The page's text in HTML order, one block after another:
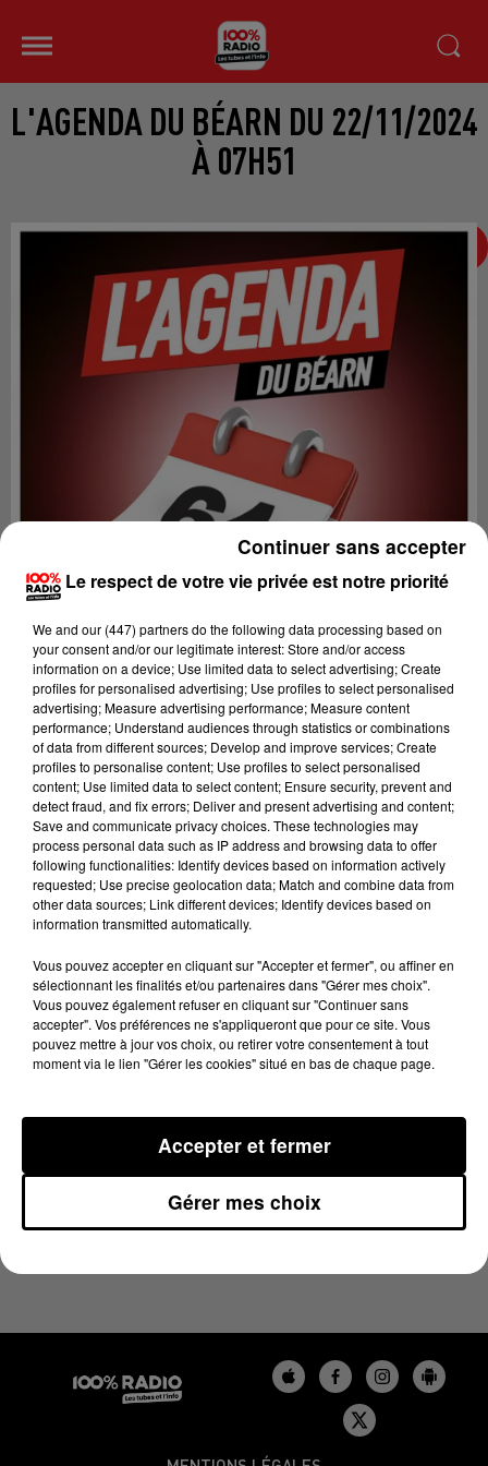
L'AGENDA DU BÉARN DU 22/11/2024
À 07H51
Lecture (1 min 14 sec)
100%
22 novembre 2024 - 1 min 14 sec
L'AGENDA DU BÉARN DU 22/11/2024 À 07H51
Le respect de votre vie privée est notre priorité
We and our (447) partnersdo the following data processing based on
your consent and/or our legitimate interest: Store and/or access
information on a device; Use limited data to select advertising; Create
profiles for personalised advertising; Use profiles to select personalised
advertising; Measure advertising performance; Measure content
performance; Understand audiences through statistics or combinations
of data from different sources; Develop and improve services; Create
profiles to personalise content; Use profiles to select personalised
content; Use limited data to select content; Ensure security, prevent and
detect fraud, and fix errors; Deliver and present advertising and content;
Save and communicate privacy choices. These technologies may
process personal data such as IP address and browsing data to offer
following functionalities: Identify devices based on information actively
requested; Use precise geolocation data; Match and combine data from
other data sources; Link different devices; Identify devices based on
information transmitted automatically.
Vous pouvez accepter en cliquant sur "Accepter et fermer", ou affiner en
sélectionnant les finalités et/ou partenaires dans "Gérer mes choix".
Vous pouvez également refuser en cliquant sur "Continuer sans
accepter". Vos préférences ne s'appliqueront que pour ce site. Vous
pouvez mettre à jour vos choix, ou retirer votre consentement à tout
moment via le lien "Gérer les cookies" situé en bas de chaque page.
Gérer mes choix
Accepter et fermer
Continuer sans accepter